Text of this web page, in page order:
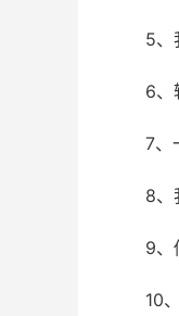
5、
6、
7、
8、
9、
10